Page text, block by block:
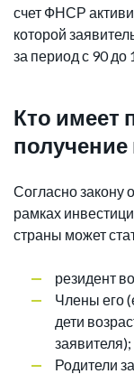
счет ФНСР
которой
за период с 90 до
Кто имеет
Согласно закону
рамках
страны может
резидент
Члены его
дети
заявителя);
Родители